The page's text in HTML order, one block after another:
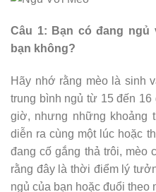
Câu 1: Bạn có đang
bạn không?
Hãy nhớ rằng mèo là sinh
trung bình ngủ từ 15 đến
giờ, nhưng những khoảng
diễn ra cùng một lúc hoặc
đang cố gắng thả trôi, mèo
rằng đây là thời điểm lý
ngủ của bạn hoặc đuổi theo